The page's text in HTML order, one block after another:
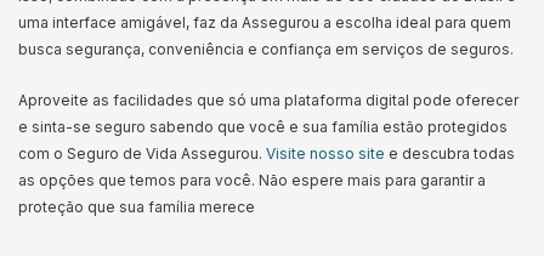
uma interface amigável, faz da Assegurou a escolha ideal para quem
busca segurança, conveniência e confiança em serviços de seguros.
Aproveite as facilidades que só uma plataforma digital pode oferecer
e sinta-se seguro sabendo que você e sua família estão protegidos
com o Seguro de Vida Assegurou. Visite nosso site e descubra todas
as opções que temos para você. Não espere mais para garantir a
proteção que sua família merece